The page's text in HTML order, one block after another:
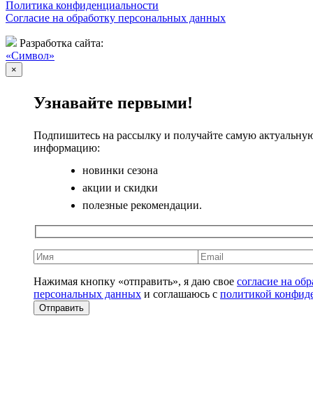
Политика конфиденциальности
Согласие на обработку персональных данных
Разработка сайта:
«Символ»
×
Узнавайте первыми!
Подпишитесь на рассылку и получайте самую
информацию:
новинки сезона
акции и скидки
полезные рекомендации.
Нажимая кнопку «отправить», я даю свое согласие на
персональных данных и соглашаюсь с политикой